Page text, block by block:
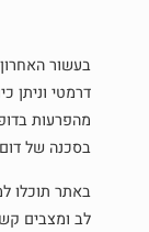
בעשור
דרמטי וניתן
מהפרעות
בסכנה של
באתר תוכלו
לב ומצבים